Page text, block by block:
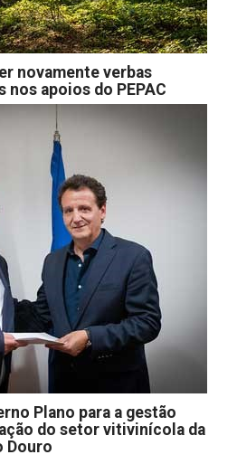
novamente verbas
apoios do PEPAC
Plano para a gestão
do setor vitivinícola da
Douro